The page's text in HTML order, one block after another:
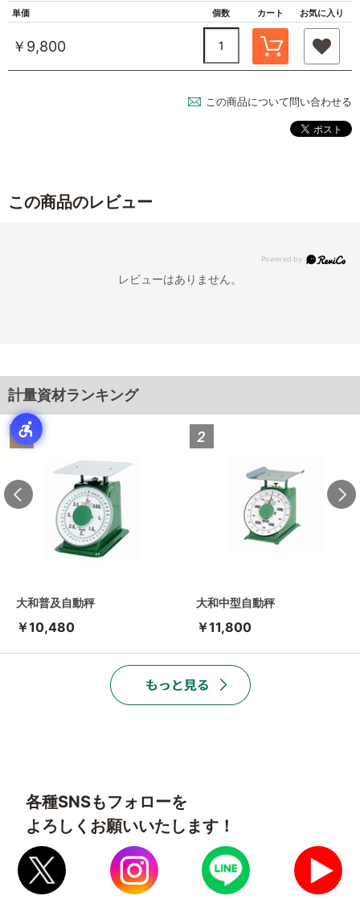
単価 個数 カート お気に入り
￥9,800
この商品について問い合わせる
この商品のレビュー
レビューはありません。
計量資材ランキング
大和普及自動秤
￥10,480
大和中型自動秤
￥11,800
各種SNSもフォローを
よろしくお願いいたします！